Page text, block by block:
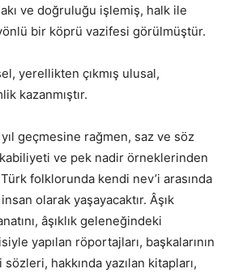
ve doğruluğu işlemiş, halk ile
bir köprü vazifesi görülmüştür.
yerellikten çıkmış ulusal,
kazanmıştır.
yıl geçmesine rağmen, saz ve söz
ve pek nadir örneklerinden
folklorunda kendi nev’i arasında
olarak yaşayacaktır. Âşık
âşıklık geleneğindeki
yapılan röportajları, başkalarının
hakkında yazılan kitapları,